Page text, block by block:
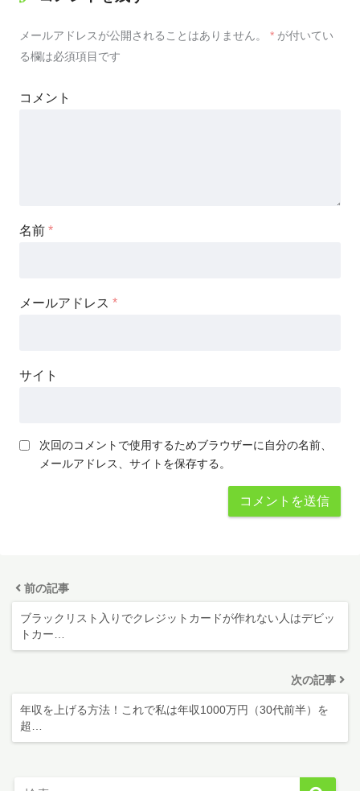
メールアドレスが公開されることはありません。 * が付いてい
る欄は必須項目です
コメント
名前 *
メールアドレス *
サイト
次回のコメントで使用するためブラウザーに自分の名前、
メールアドレス、サイトを保存する。
前の記事
ブラックリスト入りでクレジットカードが作れない人はデビッ
トカー…
次の記事
年収を上げる方法！これで私は年収1000万円（30代前半）を
超…